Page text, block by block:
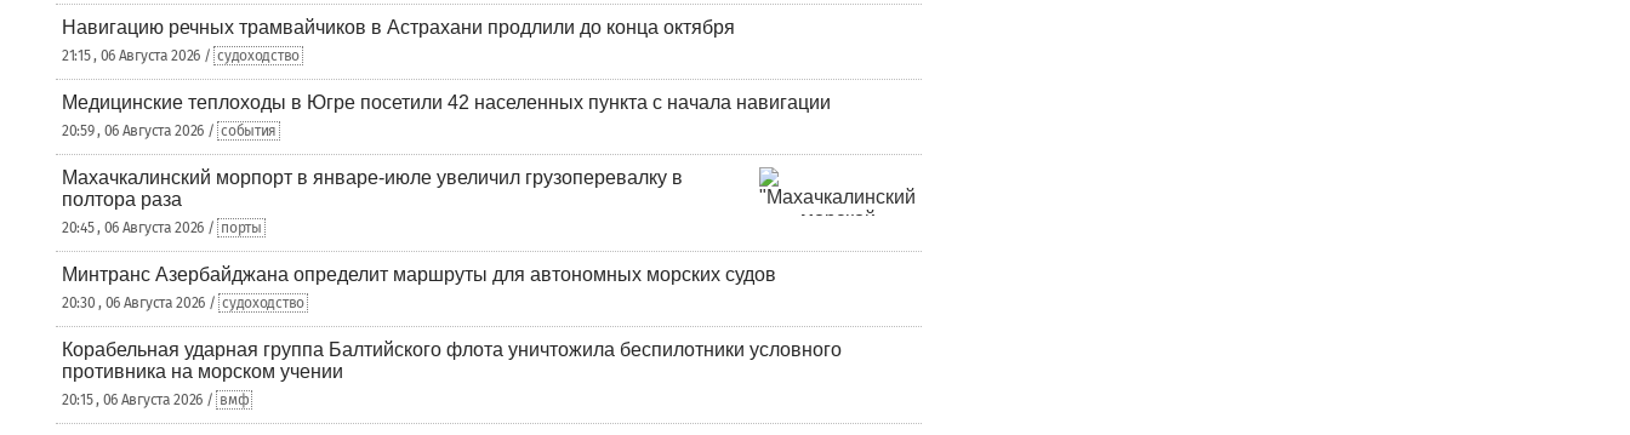
Навигацию речных трамвайчиков в Астрахани продлили до конца октября
21:15 , 06 Августа 2026 / судоходство
Медицинские теплоходы в Югре посетили 42 населенных пункта с начала навигации
20:59 , 06 Августа 2026 / события
Махачкалинский морпорт в январе-июле увеличил грузоперевалку в
полтора раза
20:45 , 06 Августа 2026 / порты
Минтранс Азербайджана определит маршруты для автономных морских судов
20:30 , 06 Августа 2026 / судоходство
Корабельная ударная группа Балтийского флота уничтожила беспилотники условного
противника на морском учении
20:15 , 06 Августа 2026 / вмф